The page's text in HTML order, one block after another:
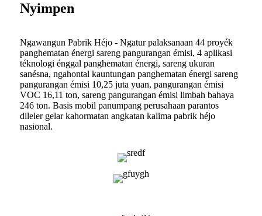
Nyimpen
Ngawangun Pabrik Héjo - Ngatur palaksanaan 44 proyék
panghematan énergi sareng pangurangan émisi, 4 aplikasi
téknologi énggal panghematan énergi, sareng ukuran
sanésna, ngahontal kauntungan panghematan énergi sareng
pangurangan émisi 10,25 juta yuan, pangurangan émisi
VOC 16,11 ton, sareng pangurangan émisi limbah bahaya
246 ton. Basis mobil panumpang perusahaan parantos
dileler gelar kahormatan angkatan kalima pabrik héjo
nasional.